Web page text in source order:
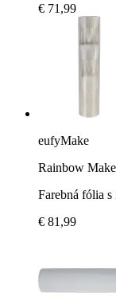
€ 71,99
eufyMake
Rainbow
Farebná fólia
€ 81,99